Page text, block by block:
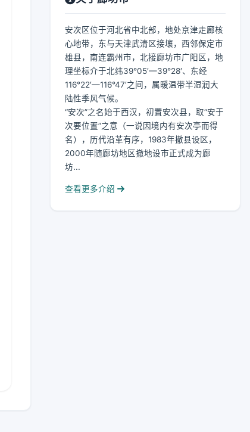
安次区位于河北省中北部，地处京津走廊核
心地带，东与天津武清区接壤，西邻保定市
雄县，南连霸州市，北接廊坊市广阳区，地
理坐标介于北纬39°05′—39°28′、东经
116°22′—116°47′之间，属暖温带半湿润大
陆性季风气候。
“安次”之名始于西汉，初置安次县，取“安于
次要位置”之意（一说因境内有安次亭而得
名），历代沿革有序，1983年撤县设区，
2000年随廊坊地区撤地设市正式成为廊
坊...
查看更多介绍